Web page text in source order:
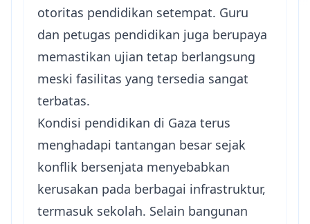
otoritas pendidikan setempat. Guru
dan petugas pendidikan juga berupaya
memastikan ujian tetap berlangsung
meski fasilitas yang tersedia sangat
terbatas.
Kondisi pendidikan di Gaza terus
menghadapi tantangan besar sejak
konflik bersenjata menyebabkan
kerusakan pada berbagai infrastruktur,
termasuk sekolah. Selain bangunan